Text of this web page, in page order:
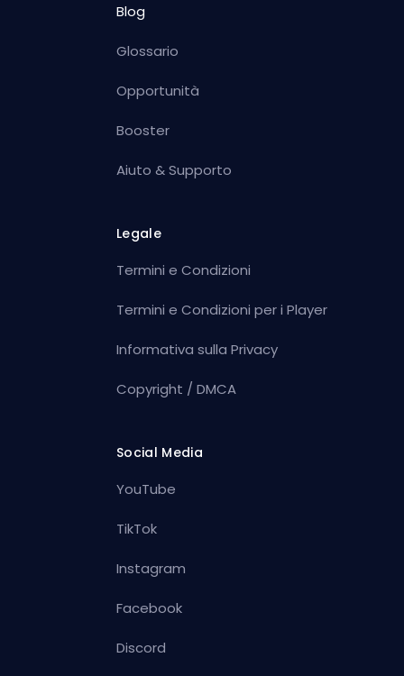
Blog
Glossario
Opportunità
Booster
Aiuto & Supporto
Legale
Termini e Condizioni
Termini e Condizioni per i Player
Informativa sulla Privacy
Copyright / DMCA
Social Media
YouTube
TikTok
Instagram
Facebook
Discord